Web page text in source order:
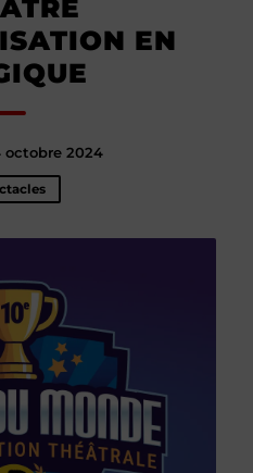
EN
octobre 2024